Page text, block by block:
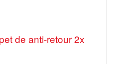
de anti-retour 2x